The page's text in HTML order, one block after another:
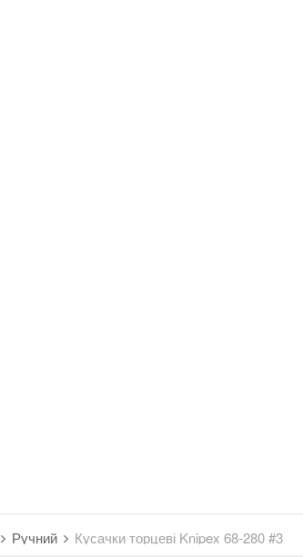
Ручний Кусачки торцеві Knipex 68-280 #3